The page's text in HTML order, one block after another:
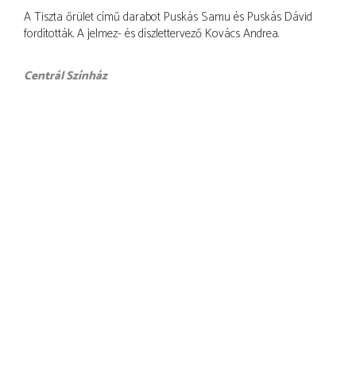
A Tiszta őrület című darabot Puskás Samu és Puskás Dávid
fordították. A jelmez- és díszlettervező Kovács Andrea.
Centrál Színház